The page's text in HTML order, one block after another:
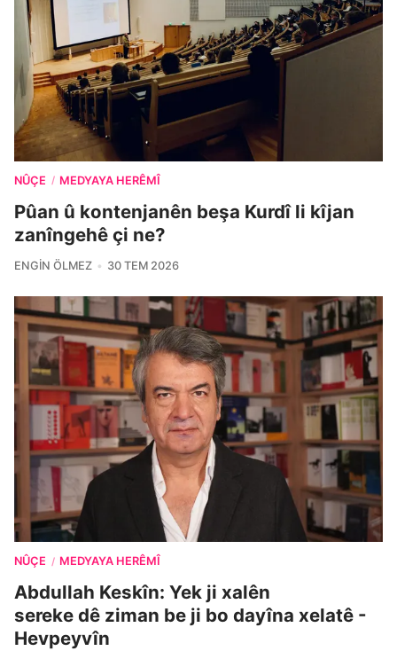
NÛÇE / MEDYAYA HERÊMÎ
Pûan û kontenjanên beşa Kurdî li kîjan
zanîngehê çi ne?
ENGIN ÖLMEZ 30 TEM 2026
NÛÇE / MEDYAYA HERÊMÎ
Abdullah Keskîn: Yek ji xalên
sereke dê ziman be ji bo dayîna xelatê -
Hevpeyvîn